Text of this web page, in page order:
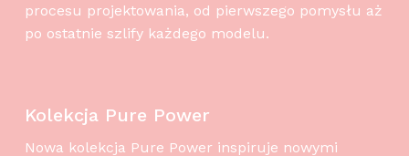
procesu projektowania, od pierwszego pomysłu aż
po ostatnie szlify każdego modelu.
Kolekcja Pure Power
Nowa kolekcja Pure Power inspiruje nowymi